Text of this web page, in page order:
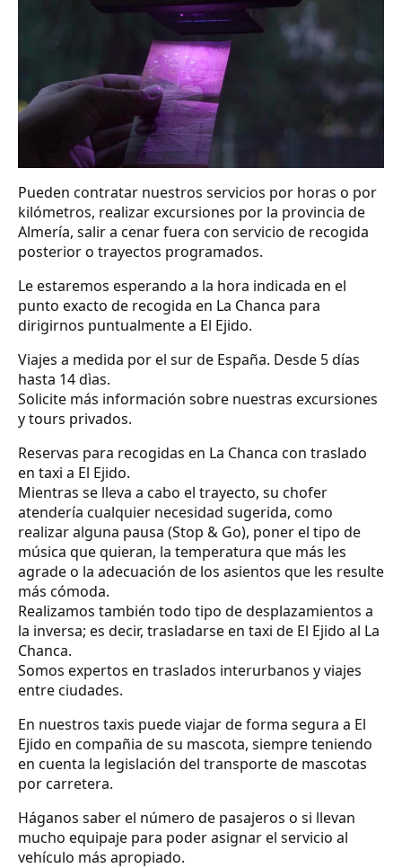
Pueden contratar nuestros servicios por horas o por
kilómetros, realizar excursiones por la provincia de
Almería, salir a cenar fuera con servicio de recogida
posterior o trayectos programados.
Le estaremos esperando a la hora indicada en el
punto exacto de recogida en La Chanca para
dirigirnos puntualmente a El Ejido.
Viajes a medida por el sur de España. Desde 5 días
hasta 14 dìas.
Solicite más información sobre nuestras excursiones
y tours privados.
Reservas para recogidas en La Chanca con traslado
en taxi a El Ejido.
Mientras se lleva a cabo el trayecto, su chofer
atendería cualquier necesidad sugerida, como
realizar alguna pausa (Stop & Go), poner el tipo de
música que quieran, la temperatura que más les
agrade o la adecuación de los asientos que les resulte
más cómoda.
Realizamos también todo tipo de desplazamientos a
la inversa; es decir, trasladarse en taxi de El Ejido al La
Chanca.
Somos expertos en traslados interurbanos y viajes
entre ciudades.
En nuestros taxis puede viajar de forma segura a El
Ejido en compañia de su mascota, siempre teniendo
en cuenta la legislación del transporte de mascotas
por carretera.
Háganos saber el número de pasajeros o si llevan
mucho equipaje para poder asignar el servicio al
vehículo más apropiado.